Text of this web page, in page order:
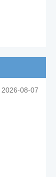
2026-08-07